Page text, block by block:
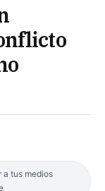
a tus medios